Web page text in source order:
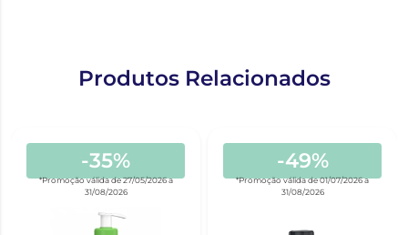
Produtos Relacionados
-35%
*Promoção válida de 27/05/2026 a
31/08/2026
-49%
*Promoção válida de 01/07/2026 a
31/08/2026